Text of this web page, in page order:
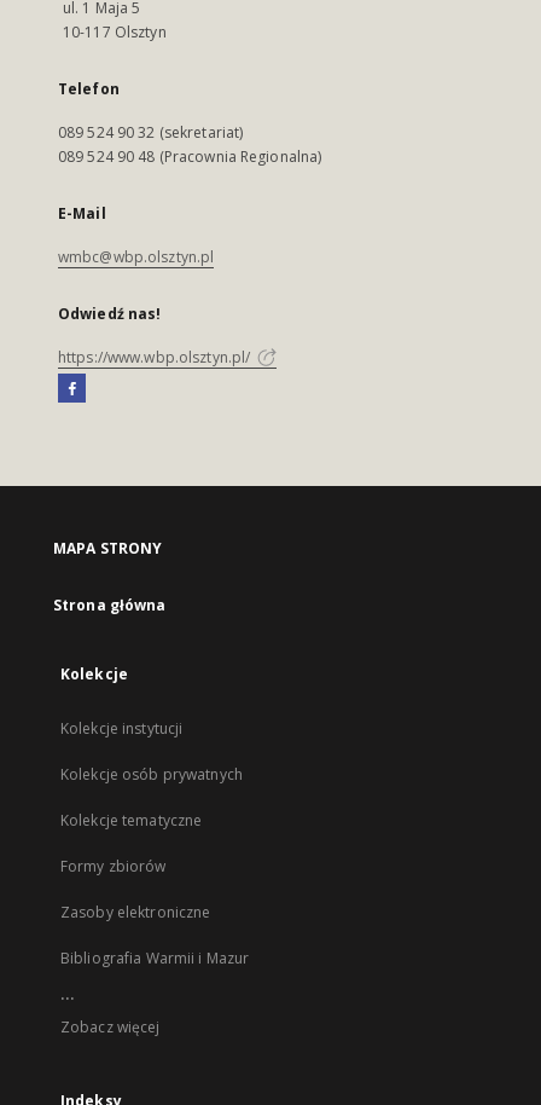
ul. 1 Maja 5
10-117 Olsztyn
Telefon
089 524 90 32 (sekretariat)
089 524 90 48 (Pracownia Regionalna)
E-Mail
wmbc@wbp.olsztyn.pl
Odwiedź nas!
https://www.wbp.olsztyn.pl/
MAPA STRONY
Strona główna
Kolekcje
Kolekcje instytucji
Kolekcje osób prywatnych
Kolekcje tematyczne
Formy zbiorów
Zasoby elektroniczne
Bibliografia Warmii i Mazur
...
Zobacz więcej
Indeksy